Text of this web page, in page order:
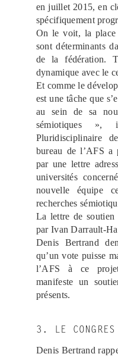
en juillet 2015, en
spécifiquement
On le voit, la
sont déterminants
de la fédération.
dynamique avec le
Et comme le
est une tâche que
au sein de sa
sémiotiques »,
Pluridisciplinaire
bureau de l’AFS a
par une lettre
universités
nouvelle équipe
recherches
La lettre de
par Ivan Darrault-
Denis Bertrand
qu’un vote puisse
l’AFS à ce
manifeste un
présents.
3. LE CONGRES
Denis Bertrand